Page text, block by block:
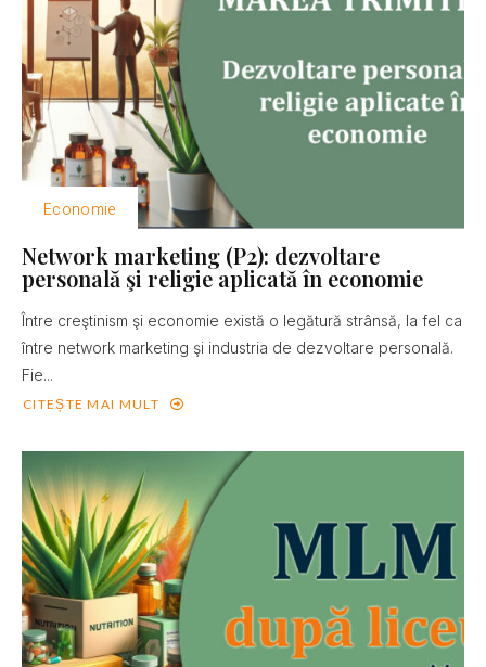
Economie
Network marketing (P2): dezvoltare
personală şi religie aplicată în economie
Între creştinism şi economie există o legătură strânsă, la fel ca
între network marketing şi industria de dezvoltare personală.
Fie...
CITEȘTE MAI MULT